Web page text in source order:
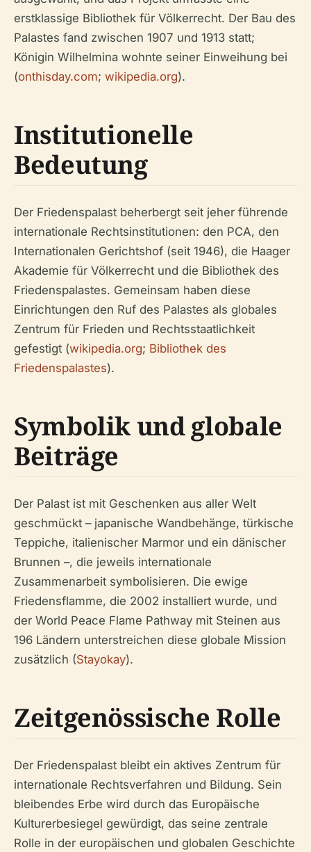
erstklassige Bibliothek für Völkerrecht. Der Bau des
Palastes fand zwischen 1907 und 1913 statt;
Königin Wilhelmina wohnte seiner Einweihung bei
(onthisday.com; wikipedia.org).
Institutionelle
Bedeutung
Der Friedenspalast beherbergt seit jeher führende
internationale Rechtsinstitutionen: den PCA, den
Internationalen Gerichtshof (seit 1946), die Haager
Akademie für Völkerrecht und die Bibliothek des
Friedenspalastes. Gemeinsam haben diese
Einrichtungen den Ruf des Palastes als globales
Zentrum für Frieden und Rechtsstaatlichkeit
gefestigt (wikipedia.org; Bibliothek des
Friedenspalastes).
Symbolik und globale
Beiträge
Der Palast ist mit Geschenken aus aller Welt
geschmückt – japanische Wandbehänge, türkische
Teppiche, italienischer Marmor und ein dänischer
Brunnen –, die jeweils internationale
Zusammenarbeit symbolisieren. Die ewige
Friedensflamme, die 2002 installiert wurde, und
der World Peace Flame Pathway mit Steinen aus
196 Ländern unterstreichen diese globale Mission
zusätzlich (Stayokay).
Zeitgenössische Rolle
Der Friedenspalast bleibt ein aktives Zentrum für
internationale Rechtsverfahren und Bildung. Sein
bleibendes Erbe wird durch das Europäische
Kulturerbesiegel gewürdigt, das seine zentrale
Rolle in der europäischen und globalen Geschichte